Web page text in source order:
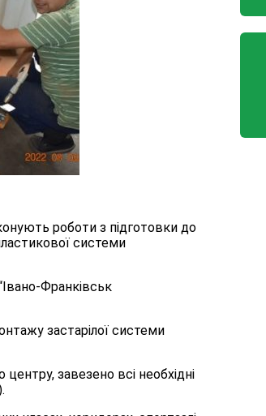
роботи з підготовки до
системи
Франківськ
застарілої системи
завезено всі необхідні